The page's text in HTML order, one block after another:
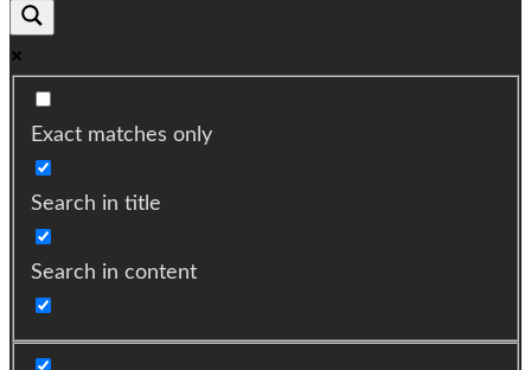
Exact matches only
Search in title
Search in content